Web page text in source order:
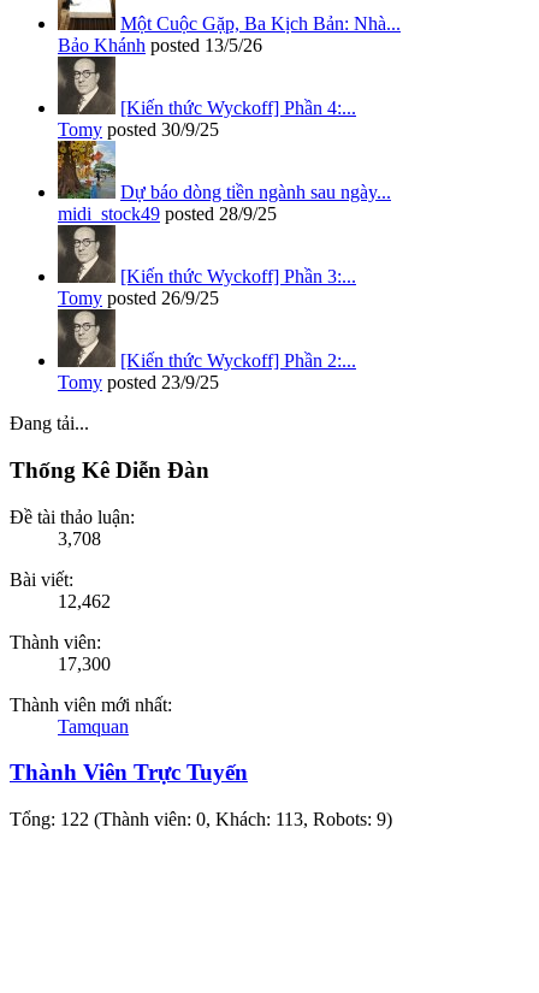
Một Cuộc Gặp, Ba Kịch Bản: Nhà...
Bảo Khánh posted 13/5/26
[Kiến thức Wyckoff] Phần 4:...
Tomy posted 30/9/25
Dự báo dòng tiền ngành sau ngày...
midi_stock49 posted 28/9/25
[Kiến thức Wyckoff] Phần 3:...
Tomy posted 26/9/25
[Kiến thức Wyckoff] Phần 2:...
Tomy posted 23/9/25
Đang tải...
Thống Kê Diễn Đàn
Đề tài thảo luận:
3,708
Bài viết:
12,462
Thành viên:
17,300
Thành viên mới nhất:
Tamquan
Thành Viên Trực Tuyến
Tổng: 122 (Thành viên: 0, Khách: 113, Robots: 9)